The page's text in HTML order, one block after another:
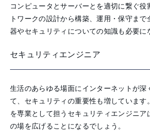
コンピュータとサーバーとを適切に繋ぐ役
トワークの設計から構築、運用・保守ま
器やセキュリティについての知識も必要に
セキュリティエンジニア
生活のあらゆる場面にインターネットが深
て、セキュリティの重要性も増しています
を専業として担うセキュリティエンジニア
の場を広げることになるでしょう。